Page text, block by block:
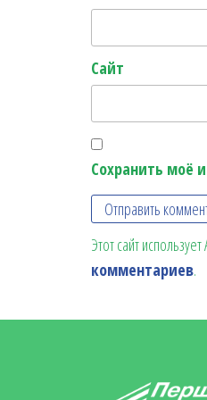
Сайт
Сохранить моё
Этот сайт
комментариев.